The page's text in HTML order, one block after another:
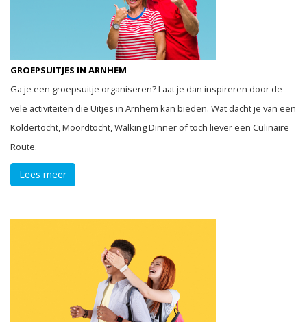
GROEPSUITJES IN ARNHEM
Ga je een groepsuitje organiseren? Laat je dan inspireren door de
vele activiteiten die Uitjes in Arnhem kan bieden. Wat dacht je van een
Koldertocht, Moordtocht, Walking Dinner of toch liever een Culinaire
Route.
Lees meer